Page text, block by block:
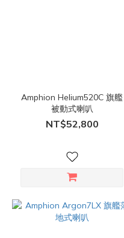
Amphion Helium520C 旗艦
被動式喇叭
NT$52,800